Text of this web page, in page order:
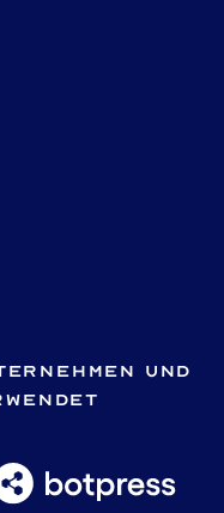
und